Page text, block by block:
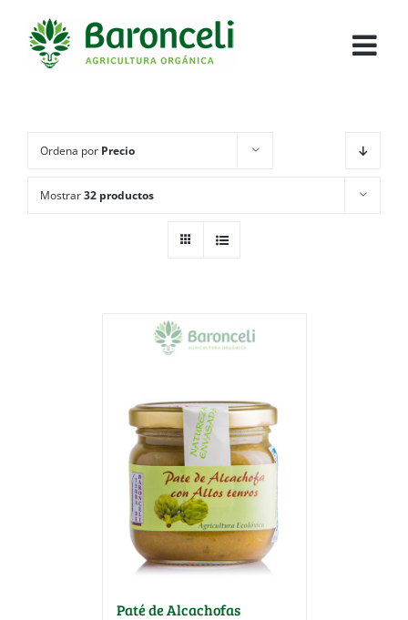
Ordena por Precio
Mostrar32 productos
Paté de Alcachofas